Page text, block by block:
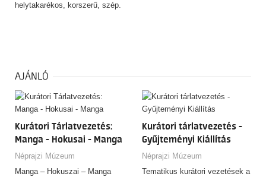
helytakarékos, korszerű, szép.
AJÁNLÓ
Kurátori Tárlatvezetés:
Manga - Hokusai - Manga
Néprajzi Múzeum
Manga – Hokuszai – Manga
Kurátori tárlatvezetés -
Gyűjteményi Kiállítás
Néprajzi Múzeum
Tematikus kurátori vezetések a